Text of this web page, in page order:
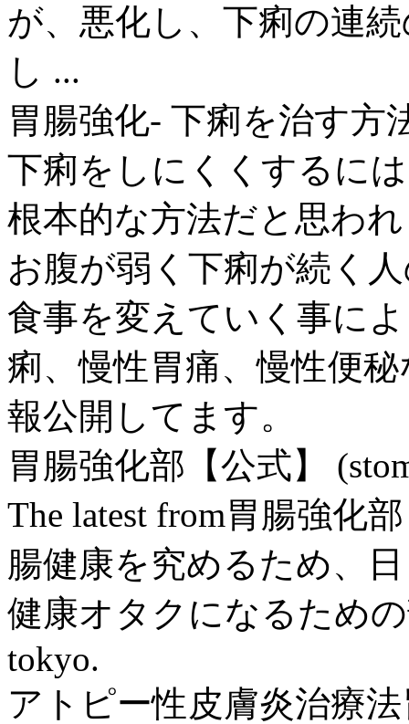
が、悪化し、下痢の連
し ...
胃腸強化- 下痢を治す方
下痢をしにくくするに
根本的な方法だと思わ
お腹が弱く下痢が続く
食事を変えていく事に
痢、慢性胃痛、慢性便
報公開してます。
胃腸強化部【公式】
The latest from胃腸強化
腸健康を究めるため、
健康オタクになるため
tokyo.
アトピー性皮膚炎治療